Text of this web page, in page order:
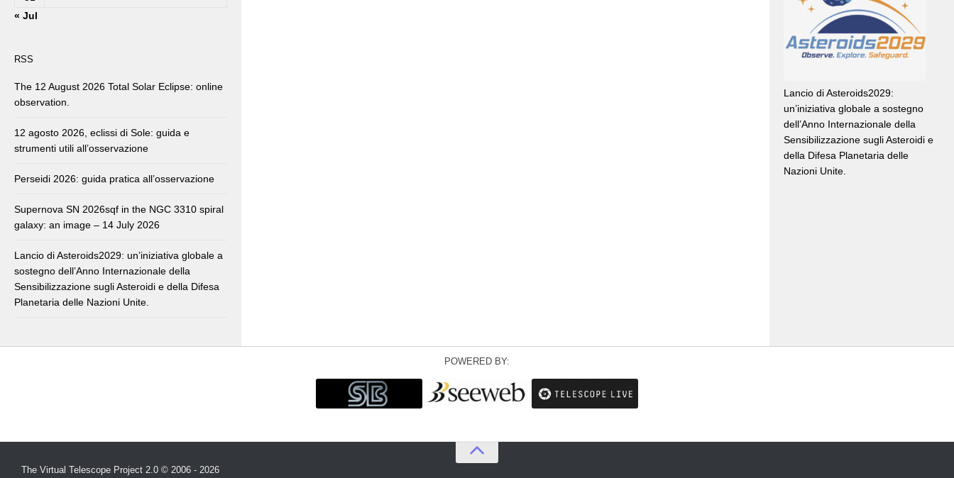
« Jul
RSS
The 12 August 2026 Total Solar Eclipse: online
observation.
12 agosto 2026, eclissi di Sole: guida e
strumenti utili all’osservazione
Perseidi 2026: guida pratica all’osservazione
Supernova SN 2026sqf in the NGC 3310 spiral
galaxy: an image – 14 July 2026
Lancio di Asteroids2029: un’iniziativa globale a
sostegno dell’Anno Internazionale della
Sensibilizzazione sugli Asteroidi e della Difesa
Planetaria delle Nazioni Unite.
Lancio di Asteroids2029:
un’iniziativa globale a sostegno
dell’Anno Internazionale della
Sensibilizzazione sugli Asteroidi e
della Difesa Planetaria delle
Nazioni Unite.
POWERED BY:
The Virtual Telescope Project 2.0 © 2006 - 2026